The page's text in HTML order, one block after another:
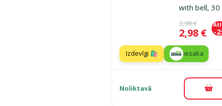
with bell, 30
Oriģinālā
3,99 €
Cena
2,98 € -
Izdevīgi 🛍️ iesaka
Noliktavā